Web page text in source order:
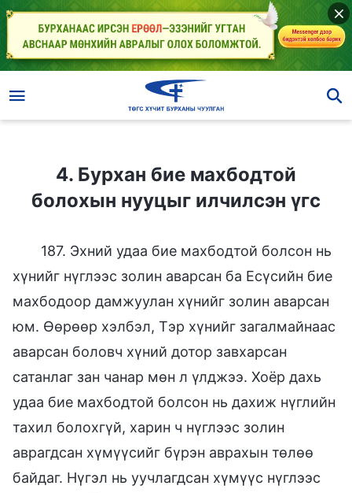
4. Бурхан бие махбодтой
болохын нууцыг илчилсэн үгс
187. Эхний удаа бие махбодтой болсон нь
хүнийг нүглээс золин аварсан ба Есүсийн бие
махбодоор дамжуулан хүнийг золин аварсан
юм. Өөрөөр хэлбэл, Тэр хүнийг загалмайнаас
аварсан боловч хүний дотор завхарсан
сатанлаг зан чанар мөн л үлджээ. Хоёр дахь
удаа бие махбодтой болсон нь дахиж нүглийн
тахил болохгүй, харин ч нүглээс золин
аврагдсан хүмүүсийг бүрэн аврахын төлөө
байдаг. Нүгэл нь уучлагдсан хүмүүс нүглээс